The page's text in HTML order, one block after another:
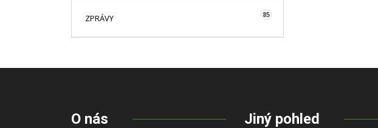
ZPRÁVY 85
O nás Jiný pohled